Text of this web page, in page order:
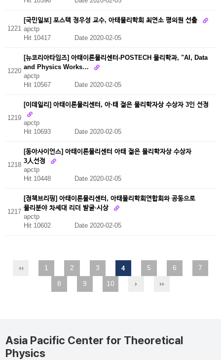
1221
[국민일보] 포스텍 정우성 교수, 아태물리학회 최연소 평의원 선출
apctp
Hit 10417
Date 2020-02-05
1220
[뉴코리아타임즈] 아태이론물리센터-POSTECH 물리학과, "AI, Data
and Physics Works…
apctp
Hit 10567 Date 2020-02-05
1219
[이데일리] 아태이론물리센터, 아·태 젊은 물리학자상 수상자 3인 선정
apctp
Hit 10693 Date 2020-02-05
1218
[동아사이언스] 아태이론물리센터 아태 젊은 물리학자상 수상자
3人선정
apctp
Hit 10448 Date 2020-02-05
1217
[정책브리핑] 아태이론물리센터, 아태물리학회연합회와 공동으로
물리분야 차세대 리더 발굴·시상
apctp
Hit 10602 Date 2020-02-05
1 2 3 4 5 6
7
8
9 10
Asia Pacific Center for Theoretical
Physics